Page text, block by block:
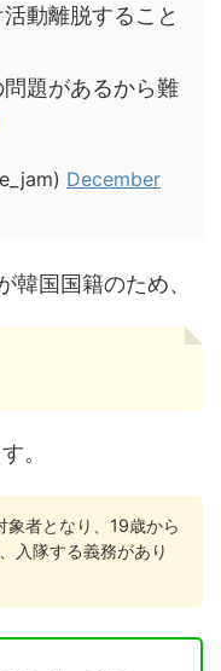
動離脱すること
題があるから難
December
韓国国籍のため、
。
象者となり、19歳から
入隊する義務があり